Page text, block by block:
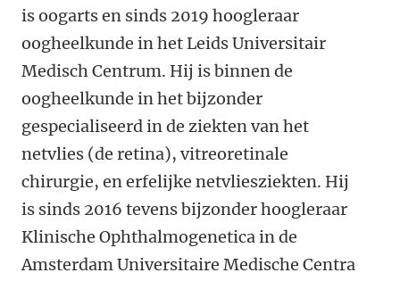
is oogarts en sinds 2019 hoogleraar
oogheelkunde in het Leids Universitair
Medisch Centrum. Hij is binnen de
oogheelkunde in het bijzonder
gespecialiseerd in de ziekten van het
netvlies (de retina), vitreoretinale
chirurgie, en erfelijke netvliesziekten. Hij
is sinds 2016 tevens bijzonder hoogleraar
Klinische Ophthalmogenetica in de
Amsterdam Universitaire Medische Centra